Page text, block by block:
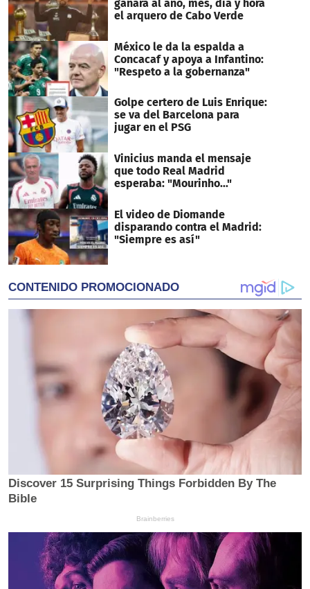
ganará al año, mes, día y hora
el arquero de Cabo Verde
México le da la espalda a
Concacaf y apoya a Infantino:
"Respeto a la gobernanza"
Golpe certero de Luis Enrique:
se va del Barcelona para
jugar en el PSG
Vinicius manda el mensaje
que todo Real Madrid
esperaba: "Mourinho..."
El video de Diomande
disparando contra el Madrid:
"Siempre es así"